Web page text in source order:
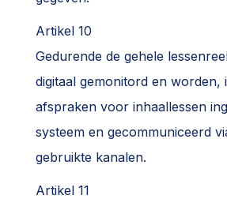
Artikel 10
Gedurende de gehele
digitaal gemonitord en worden,
afspraken voor inhaallessen
systeem en gecommuniceerd
gebruikte kanalen.
Artikel 11